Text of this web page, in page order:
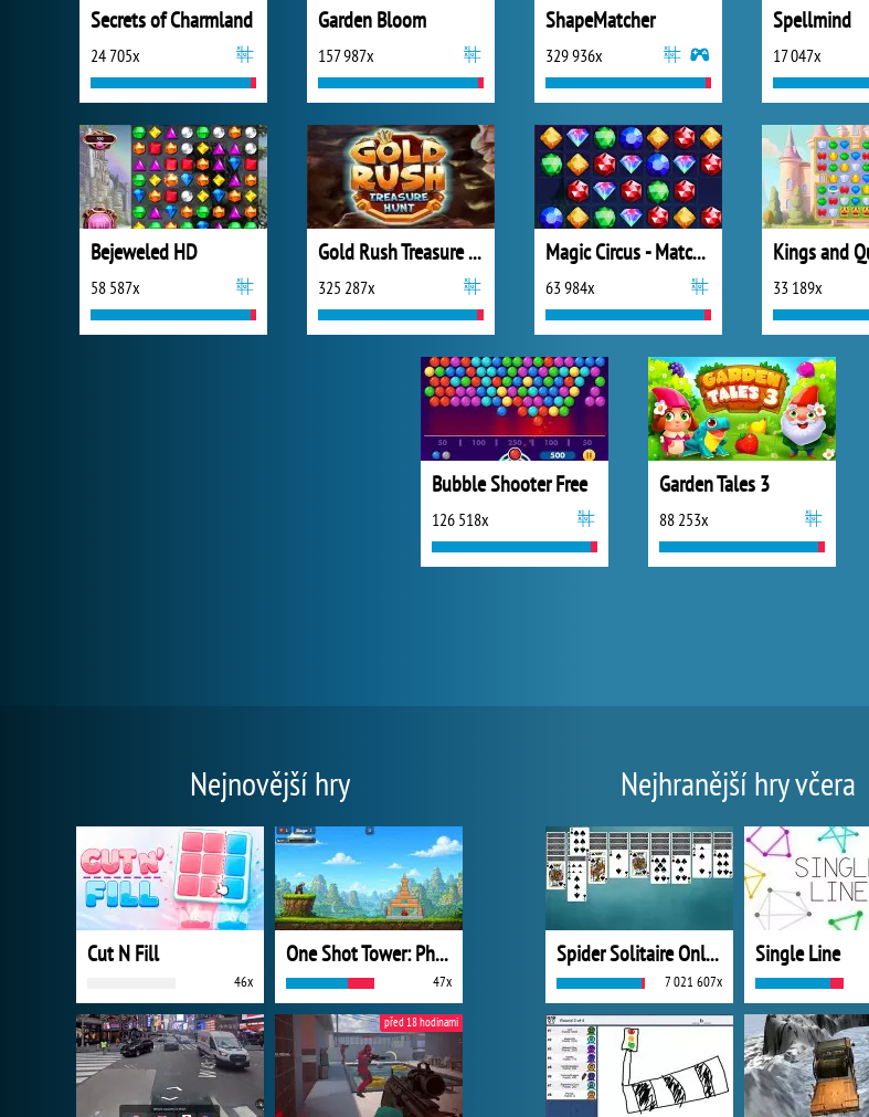
Secrets of Charmland
24 705x
Garden Bloom
157 987x
ShapeMatcher
329 936x
Spellmind
17 047x
Bejeweled HD
58 587x
Gold Rush Treasure Hunt
325 287x
Magic Circus - Match 3
63 984x 33 189x
Bubble Shooter Free
126 518x
Garden Tales 3
88 253x
Nejnovější hry
Cut N Fill
46x
One Shot Tower: Physics Destroyer
47x
před 18 hodinami
Nejhranější hry včera
Spider Solitaire Online
7 021 607x
Single Line